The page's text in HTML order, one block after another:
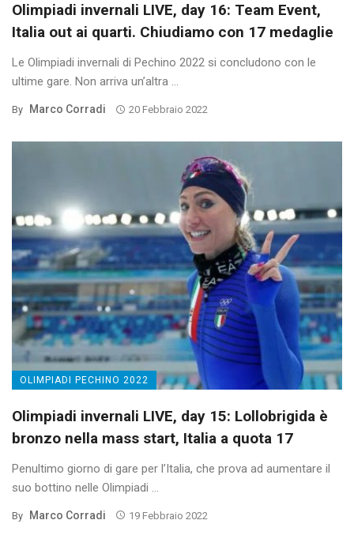
Olimpiadi invernali LIVE, day 16: Team Event,
Italia out ai quarti. Chiudiamo con 17 medaglie
Le Olimpiadi invernali di Pechino 2022 si concludono con le
ultime gare. Non arriva un’altra ...
By Marco Corradi 20 Febbraio 2022
OLIMPIADI PECHINO 2022
Olimpiadi invernali LIVE, day 15: Lollobrigida è
bronzo nella mass start, Italia a quota 17
Penultimo giorno di gare per l’Italia, che prova ad aumentare il
suo bottino nelle Olimpiadi ...
By Marco Corradi 19 Febbraio 2022